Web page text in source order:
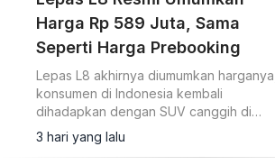
Harga Rp 589 Juta, Sama
Seperti Harga Prebooking
Lepas L8 akhirnya diumumkan harganya,
konsumen di Indonesia kembali
dihadapkan dengan SUV canggih di
range harga Rp 500 jutaan.
3 hari yang lalu